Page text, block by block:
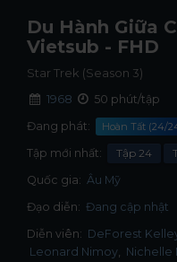
Du Hành Giữa
Vietsub - FHD
Star Trek (Season 3)
1968
50 phút/tập
Đang phát:
Hoàn Tất (24/
Tập mới nhất: Tập 24
Quốc gia: Âu Mỹ
Đạo diễn: Đang cập nhật
Diễn viên: DeForest
Leonard Nimoy
Nichelle